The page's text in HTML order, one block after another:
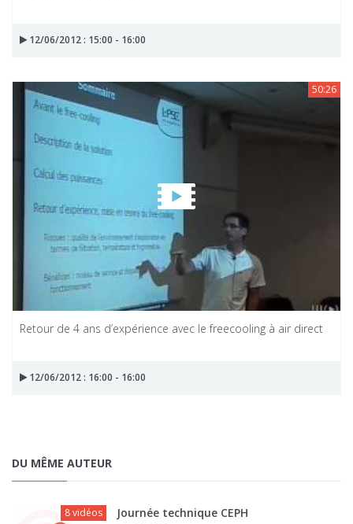
12/06/2012 : 15:00 - 16:00
50:26
Retour de 4 ans d’expérience avec le freecooling à air direct
12/06/2012 : 16:00 - 16:00
DU MÊME AUTEUR
8 vidéos Journée technique CEPH